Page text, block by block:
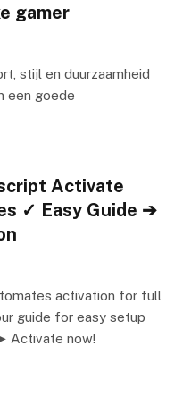
gamer
stijl en duurzaamheid
een goede
Activate
✓ Easy Guide ➔
activation for full
guide for easy setup
Activate now!